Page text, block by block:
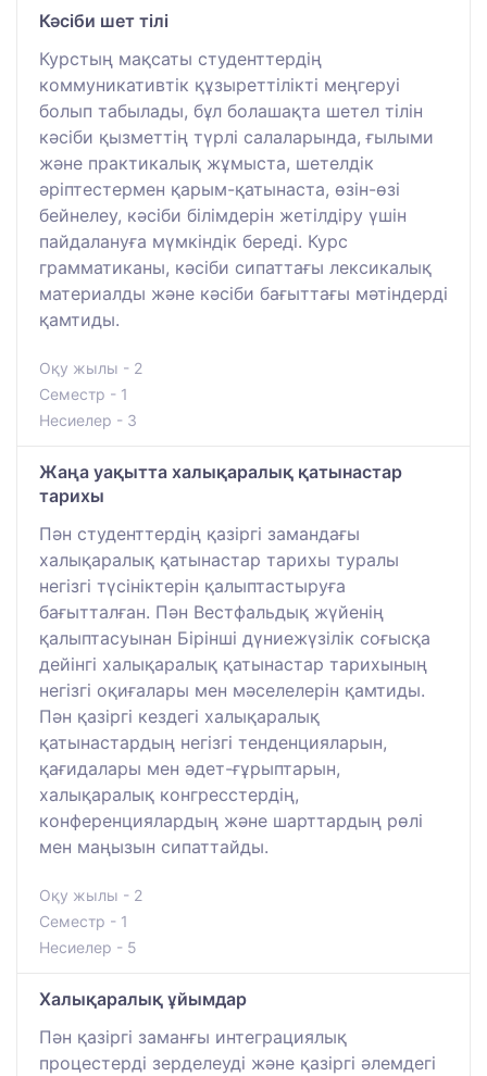
Кәсіби шет тілі
Курстың мақсаты студенттердің
коммуникативтік құзыреттілікті меңгеруі
болып табылады, бұл болашақта шетел тілін
кәсіби қызметтің түрлі салаларында, ғылыми
және практикалық жұмыста, шетелдік
әріптестермен қарым-қатынаста, өзін-өзі
бейнелеу, кәсіби білімдерін жетілдіру үшін
пайдалануға мүмкіндік береді. Курс
грамматиканы, кәсіби сипаттағы лексикалық
материалды және кәсіби бағыттағы мәтіндерді
қамтиды.
Оқу жылы - 2
Семестр - 1
Несиелер - 3
Жаңа уақытта халықаралық қатынастар
тарихы
Пән студенттердің қазіргі замандағы
халықаралық қатынастар тарихы туралы
негізгі түсініктерін қалыптастыруға
бағытталған. Пән Вестфальдық жүйенің
қалыптасуынан Бірінші дүниежүзілік соғысқа
дейінгі халықаралық қатынастар тарихының
негізгі оқиғалары мен мәселелерін қамтиды.
Пән қазіргі кездегі халықаралық
қатынастардың негізгі тенденцияларын,
қағидалары мен әдет-ғұрыптарын,
халықаралық конгресстердің,
конференциялардың және шарттардың рөлі
мен маңызын сипаттайды.
Оқу жылы - 2
Семестр - 1
Несиелер - 5
Халықаралық ұйымдар
Пән қазіргі заманғы интеграциялық
процестерді зерделеуді және қазіргі әлемдегі